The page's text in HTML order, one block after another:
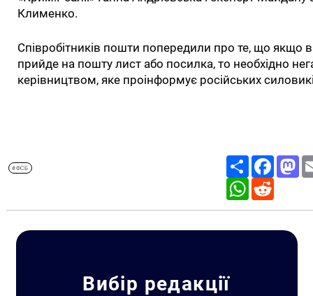
Клименко.
Співробітників пошти попередили про те, що якщо в
прийде на пошту лист або посилка, то необхідно
керівництвом, яке проінформує російських
#ФСБ
Share
WhatsApp
Вибір редакції